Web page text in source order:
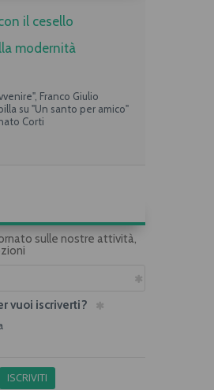
il cesello
modernità
Franco Giulio
su "Un santo per amico"
Corti
sulle nostre attività,
vuoi iscriverti?
ISCRIVITI